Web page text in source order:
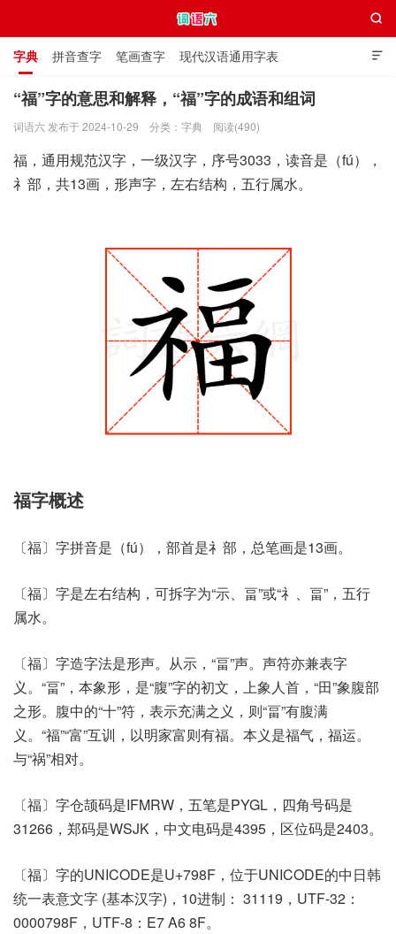

字典 拼音查字 笔画查字 现代汉语通用字表
通用规范汉字表 叠字大全 独体字大全 极简英语词典

“福”字的意思和解释，“福”字的成语和组词
词语六 发布于 2024-10-29 分类： 字典 阅读(490)
福，通用规范汉字，一级汉字，序号3033，读音是（fú），
礻部，共13画，形声字，左右结构，五行属水。
福字概述
〔福〕字拼音是（fú），部首是礻部，总笔画是13画。
〔福〕字是左右结构，可拆字为“示、畐”或“礻、畐”，五行
属水。
〔福〕字造字法是形声。从示，“畐”声。声符亦兼表字
义。“畐”，本象形，是“腹”字的初文，上象人首，“田”象腹部
之形。腹中的“十”符，表示充满之义，则“畐”有腹满
义。“福”“富”互训，以明家富则有福。本义是福气，福运。
与“祸”相对。
〔福〕字仓颉码是IFMRW，五笔是PYGL，四角号码是
31266，郑码是WSJK，中文电码是4395，区位码是2403。
〔福〕字的UNICODE是U+798F，位于UNICODE的中日韩
统一表意文字 (基本汉字)，10进制： 31119，UTF-32：
0000798F，UTF-8：E7 A6 8F。